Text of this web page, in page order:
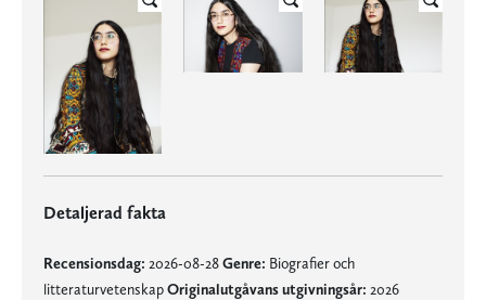
Detaljerad fakta
Recensionsdag: 2026-08-28Genre: Biografier och
litteraturvetenskapOriginalutgåvans utgivningsår: 2026